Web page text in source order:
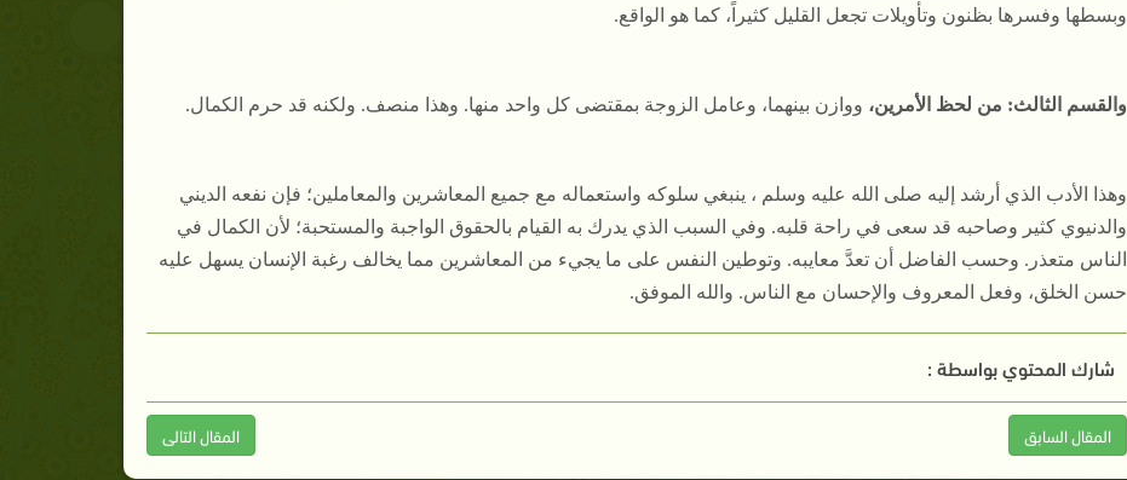
وبسطها وفسرها بظنون وتأويلات تجعل القليل كثيراً، كما هو الواقع.
والقسم الثالث: من لحظ الأمرين، ووازن بينهما، وعامل الزوجة بمقتضى كل واحد منها. وهذا منصف. ولكنه قد حرم الكمال.
وهذا الأدب الذي أرشد إليه صلى الله عليه وسلم ، ينبغي سلوكه واستعماله مع جميع المعاشرين والمعاملين؛ فإن نفعه الديني
والدنيوي كثير وصاحبه قد سعى في راحة قلبه. وفي السبب الذي يدرك به القيام بالحقوق الواجبة والمستحبة؛ لأن الكمال في
الناس متعذر. وحسب الفاضل أن تعدَّ معايبه. وتوطين النفس على ما يجيء من المعاشرين مما يخالف رغبة الإنسان يسهل عليه
حسن الخلق، وفعل المعروف والإحسان مع الناس. والله الموفق.
شارك المحتوي بواسطة :
المقال السابق المقال التالى